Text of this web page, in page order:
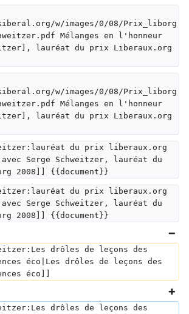
w/images/0/08/Prix_liborg
Mélanges en l'honneur
lauréat du prix Liberaux.org
w/images/0/08/Prix_liborg
Mélanges en l'honneur
lauréat du prix Liberaux.org
du prix liberaux.org
Serge Schweitzer, lauréat du
2008]] {{document}}
du prix liberaux.org
Serge Schweitzer, lauréat du
2008]] {{document}}
drôles de leçons des
éco|Les drôles de leçons des
éco]]
drôles de leçons des